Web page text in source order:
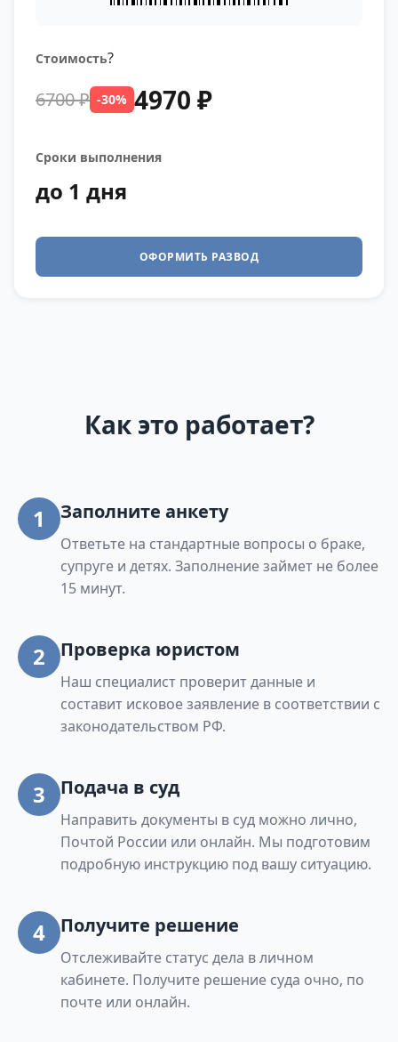
Стоимость?
6700 ₽ -30% 4970 ₽
Сроки выполнения
до 1 дня
ОФОРМИТЬ РАЗВОД
Как это работает?
1 Заполните анкету
Ответьте на стандартные вопросы о браке,
супруге и детях. Заполнение займет не более
15 минут.
2 Проверка юристом
Наш специалист проверит данные и
составит исковое заявление в соответствии с
законодательством РФ.
3 Подача в суд
Направить документы в суд можно лично,
Почтой России или онлайн. Мы подготовим
подробную инструкцию под вашу ситуацию.
4 Получите решение
Отслеживайте статус дела в личном
кабинете. Получите решение суда очно, по
почте или онлайн.